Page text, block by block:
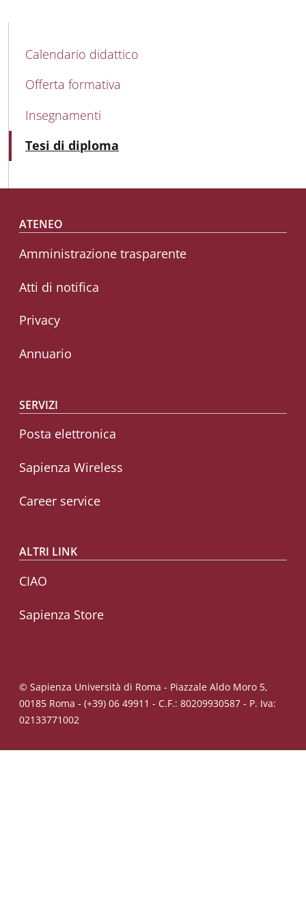
MAIN NAVIGATION
Calendario didattico
Offerta formativa
Insegnamenti
Tesi di diploma
Footer menu
ATENEO
Amministrazione trasparente
Atti di notifica
Privacy
Annuario
SERVIZI
Posta elettronica
Sapienza Wireless
Career service
ALTRI LINK
CIAO
Sapienza Store
© Sapienza Università di Roma - Piazzale Aldo Moro 5,
00185 Roma - (+39) 06 49911 - C.F.: 80209930587 - P. Iva:
02133771002